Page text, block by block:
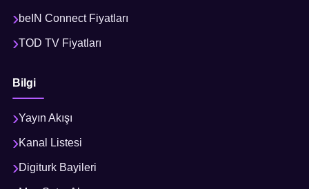
beIN Connect Fiyatları
TOD TV Fiyatları
Bilgi
Yayın Akışı
Kanal Listesi
Digiturk Bayileri